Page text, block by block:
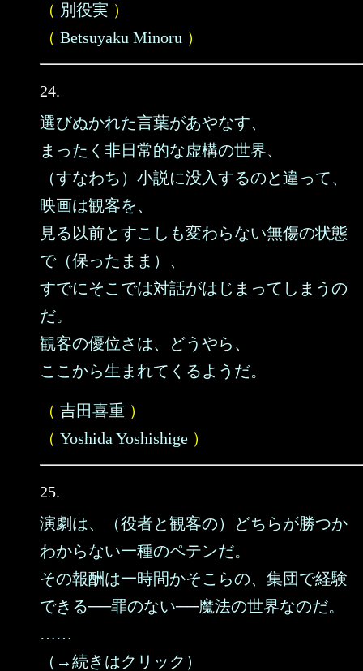
（ 別役実 ）
（ Betsuyaku Minoru ）
24.
選びぬかれた言葉があやなす、
まったく非日常的な虚構の世界、
（すなわち）小説に没入するのと違って、
映画は観客を、
見る以前とすこしも変わらない無傷の状態
で（保ったまま）、
すでにそこでは対話がはじまってしまうの
だ。
観客の優位さは、どうやら、
ここから生まれてくるようだ。
（ 吉田喜重 ）
（ Yoshida Yoshishige ）
25.
演劇は、（役者と観客の）どちらが勝つか
わからない一種のペテンだ。
その報酬は一時間かそこらの、集団で経験
できる──罪のない──魔法の世界なのだ。
……
（→続きはクリック）